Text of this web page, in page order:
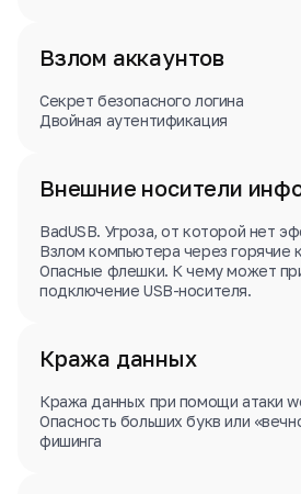
Взлом аккаунтов
Секрет безопасного логина
Двойная аутентификация
Внешние носители
BadUSB. Угроза, от которой нет
Взлом компьютера через горячие
Опасные флешки. К чему может
подключение USB-носителя.
Кража данных
Кража данных при помощи атаки
Опасность больших букв или
фишинга